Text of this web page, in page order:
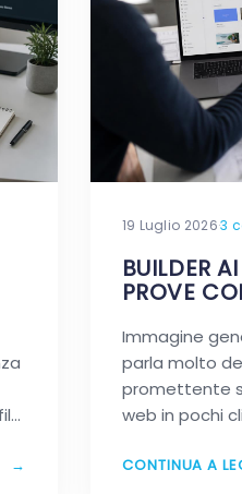
→
19 Luglio 2026·3
BUILDER
PROVE
Immagine
parla molto
promettente
web in pochi
CONTINUA A